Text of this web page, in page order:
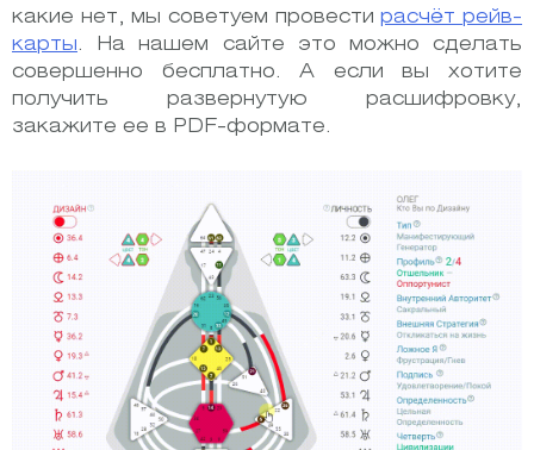
какие нет, мы советуем провести расчёт рейв-
карты . На нашем сайте это можно сделать
совершенно бесплатно. А если вы хотите
получить развернутую расшифровку,
закажите ее в PDF-формате.